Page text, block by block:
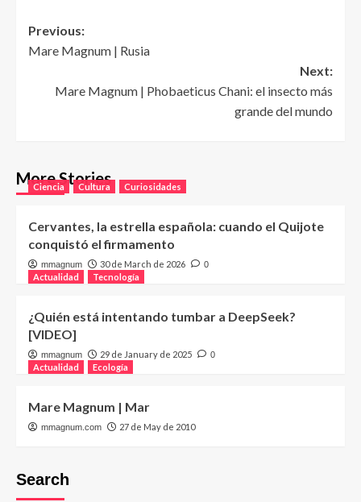
Post
navigation
Previous:
Mare Magnum | Rusia
Next:
Mare Magnum | Phobaeticus Chani: el insecto más
grande del mundo
More Stories
Ciencia Cultura Curiosidades
Cervantes, la estrella española: cuando el Quijote
conquistó el firmamento
mmagnum 30 de March de 2026 0
Actualidad Tecnología
¿Quién está intentando tumbar a DeepSeek?
[VIDEO]
mmagnum 29 de January de 2025 0
Actualidad Ecología
Mare Magnum | Mar
mmagnum.com 27 de May de 2010
Search